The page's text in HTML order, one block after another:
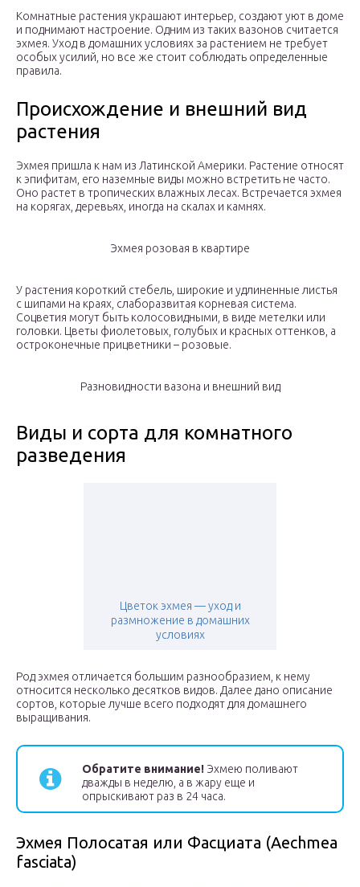
Комнатные растения украшают интерьер, создают уют в доме
и поднимают настроение. Одним из таких вазонов считается
эхмея. Уход в домашних условиях за растением не требует
особых усилий, но все же стоит соблюдать определенные
правила.
Происхождение и внешний вид
растения
Эхмея пришла к нам из Латинской Америки. Растение относят
к эпифитам, его наземные виды можно встретить не часто.
Оно растет в тропических влажных лесах. Встречается эхмея
на корягах, деревьях, иногда на скалах и камнях.
Эхмея розовая в квартире
У растения короткий стебель, широкие и удлиненные листья
с шипами на краях, слаборазвитая корневая система.
Соцветия могут быть колосовидными, в виде метелки или
головки. Цветы фиолетовых, голубых и красных оттенков, а
остроконечные прицветники – розовые.
Разновидности вазона и внешний вид
Виды и сорта для комнатного
разведения
Цветок эхмея — уход и
размножение в домашних
условиях
Род эхмея отличается большим разнообразием, к нему
относится несколько десятков видов. Далее дано описание
сортов, которые лучше всего подходят для домашнего
выращивания.
Обратите внимание! Эхмею поливают
дважды в неделю, а в жару еще и
опрыскивают раз в 24 часа.
Эхмея Полосатая или Фасциата (Aechmea
fasciata)